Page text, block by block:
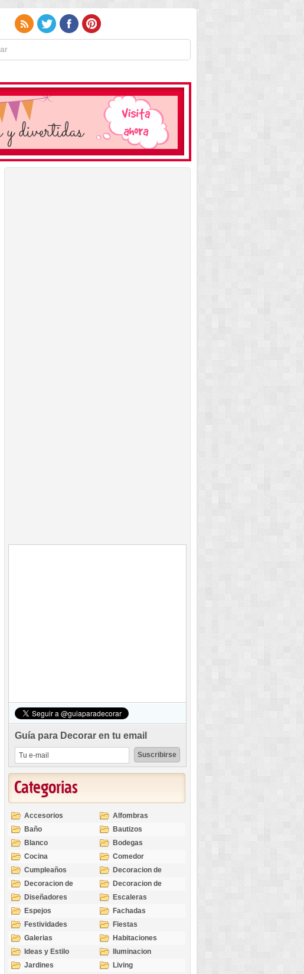
Guía para Decorar en tu email
Categorias
Accesorios
Alfombras
Baño
Bautizos
Blanco
Bodegas
Cocina
Comedor
Cumpleaños
Decoracion de
Exteriores
Decoracion de
Interiores
Decoracion de
Ocasiones
Diseñadores
Escaleras
Espejos
Fachadas
Festividades
Fiestas
Galerias
Habitaciones
Ideas y Estilo
Iluminacion
Jardines
Living